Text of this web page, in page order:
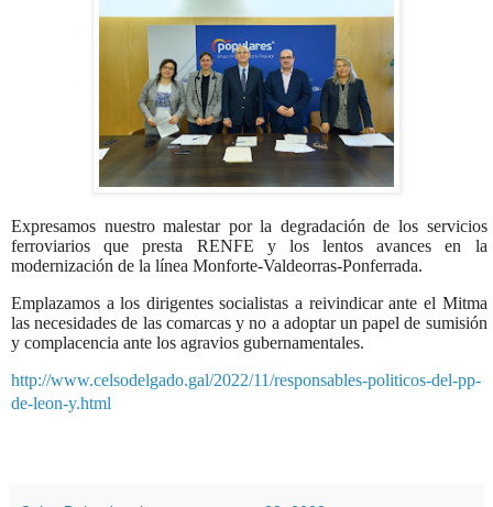
Expresamos nuestro malestar por la degradación de los servicios
ferroviarios que presta RENFE y los lentos avances en la
modernización de la línea Monforte-Valdeorras-Ponferrada.
Emplazamos a los dirigentes socialistas a reivindicar ante el Mitma
las necesidades de las comarcas y no a adoptar un papel de sumisión
y complacencia ante los agravios gubernamentales.
http://www.celsodelgado.gal/2022/11/responsables-politicos-del-pp-
de-leon-y.html